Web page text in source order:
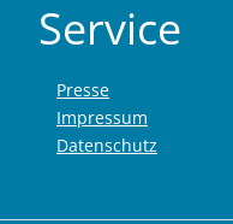
Service
Presse
Impressum
Datenschutz